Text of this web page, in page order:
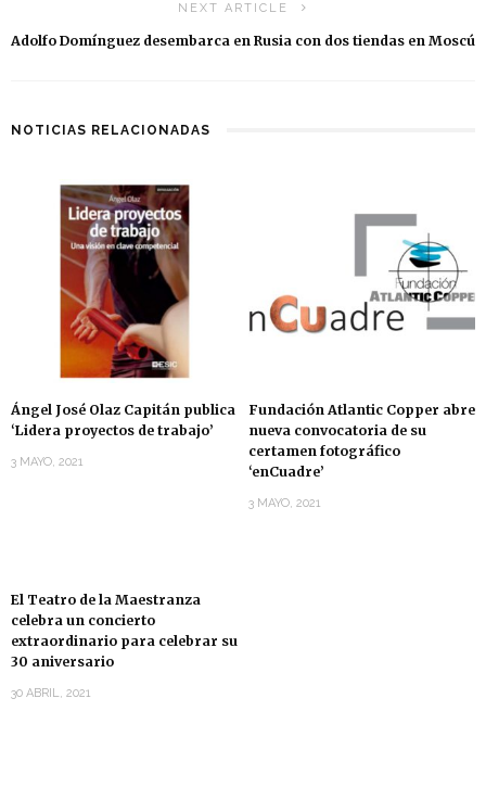
NEXT ARTICLE
Adolfo Domínguez desembarca en Rusia con dos tiendas en Moscú
NOTICIAS RELACIONADAS
Ángel José Olaz Capitán publica
‘Lidera proyectos de trabajo’
3 MAYO, 2021
Fundación Atlantic Copper abre
nueva convocatoria de su
certamen fotográfico
‘enCuadre’
3 MAYO, 2021
El Teatro de la Maestranza
celebra un concierto
extraordinario para celebrar su
30 aniversario
30 ABRIL, 2021